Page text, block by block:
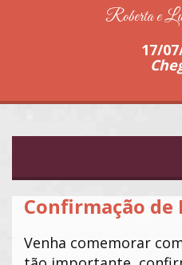
Roberta e
17/
Confirmação de
Venha comemorar